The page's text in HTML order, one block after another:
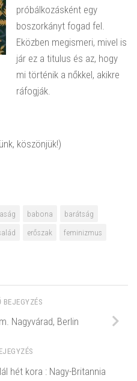
próbálkozásként egy
boszorkányt fogad fel.
Eközben megismeri, mivel is
jár ez a titulus és az, hogy
mi történik a nőkkel, akikre
ráfogják.
köszönjük!)
babona
barátság
erőszak
feminizmus
BEJEGYZÉS
Nagyvárad, Berlin
hét kora : Nagy-Britannia